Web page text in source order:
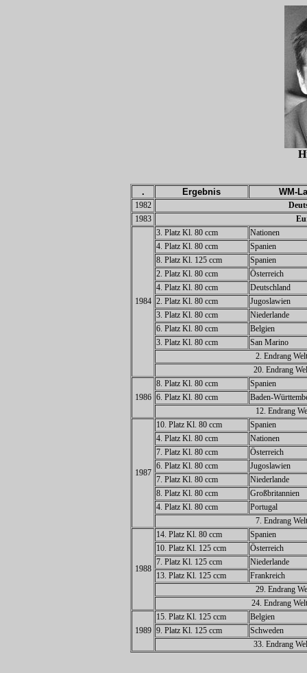
. Ergebnis WM-
1982
1983
1984
3. Platz Kl. 80 ccm
Nationen
4. Platz Kl. 80 ccm
Spanien
8. Platz Kl. 125 ccm
Spanien
2. Platz Kl. 80 ccm
Österreich
4. Platz Kl. 80 ccm
Deutschland
2. Platz Kl. 80 ccm
Jugoslawien
3. Platz Kl. 80 ccm
Niederlande
6. Platz Kl. 80 ccm
Belgien
3. Platz Kl. 80 ccm
San Marino
2. Endrang
20. Endrang
1986
8. Platz Kl. 80 ccm
Spanien
6. Platz Kl. 80 ccm
Baden-
12. Endrang
1987
10. Platz Kl. 80 ccm
Spanien
4. Platz Kl. 80 ccm
Nationen
7. Platz Kl. 80 ccm
Österreich
6. Platz Kl. 80 ccm
Jugoslawien
7. Platz Kl. 80 ccm
Niederlande
8. Platz Kl. 80 ccm
Großbritannien
4. Platz Kl. 80 ccm
Portugal
7. Endrang
1988
14. Platz Kl. 80 ccm
Spanien
10. Platz Kl. 125 ccm
Österreich
7. Platz Kl. 125 ccm
Niederlande
13. Platz Kl. 125 ccm
Frankreich
29. Endrang
24. Endrang
1989
15. Platz Kl. 125 ccm
Belgien
9. Platz Kl. 125 ccm
Schweden
33. Endrang